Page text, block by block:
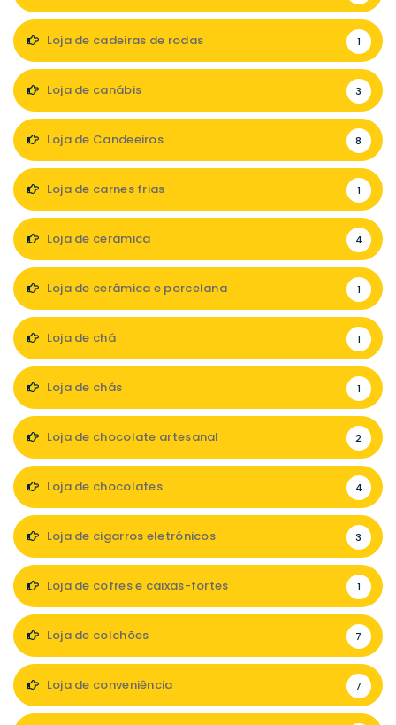
Loja de cadeiras de rodas 1
Loja de canábis 3
Loja de Candeeiros 8
Loja de carnes frias 1
Loja de cerâmica 4
Loja de cerâmica e porcelana 1
Loja de chá 1
Loja de chás 1
Loja de chocolate artesanal 2
Loja de chocolates 4
Loja de cigarros eletrónicos 3
Loja de cofres e caixas-fortes 1
Loja de colchões 7
Loja de conveniência 7